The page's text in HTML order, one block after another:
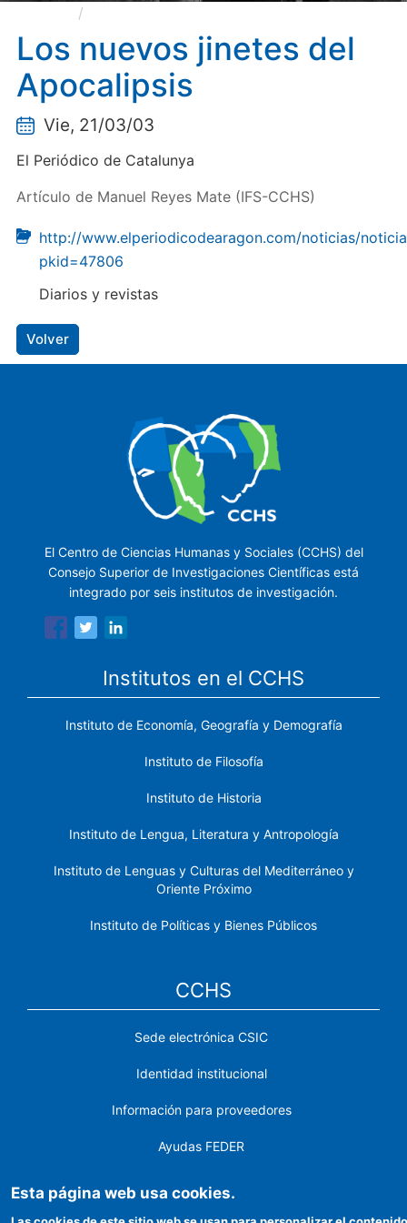
Los nuevos jinetes del
Apocalipsis
Vie, 21/03/03
El Periódico de Catalunya
Artículo de Manuel Reyes Mate (IFS-CCHS)
http://www.elperiodicodearagon.com/noticias/
pkid=47806
Diarios y revistas
Volver
El Centro de Ciencias Humanas y Sociales (CCHS) del
Consejo Superior de Investigaciones Científicas está
integrado por seis institutos de investigación.
Institutos en el CCHS
Instituto de Economía, Geografía y Demografía
Instituto de Filosofía
Instituto de Historia
Instituto de Lengua, Literatura y Antropología
Instituto de Lenguas y Culturas del Mediterráneo y
Oriente Próximo
Instituto de Políticas y Bienes Públicos
CCHS
Sede electrónica CSIC
Identidad institucional
Información para proveedores
Ayudas FEDER
Contacto
Esta página web usa cookies.